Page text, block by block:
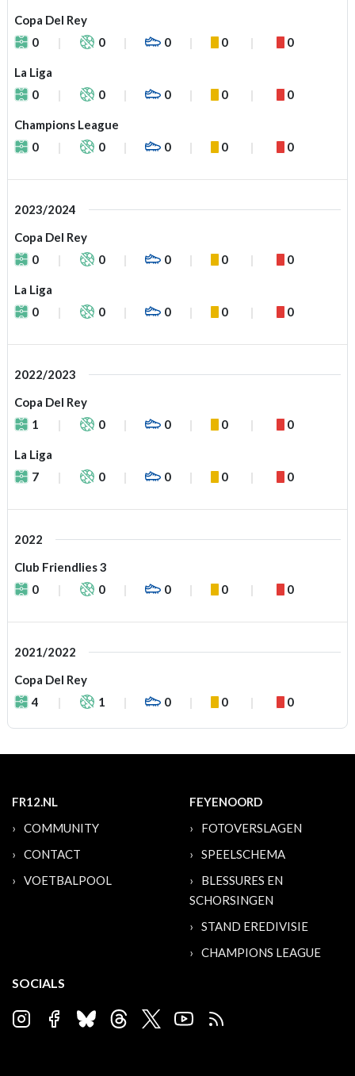
Copa Del Rey
0
0 0 0 0
La Liga
0
0 0 0 0
Champions League
0
0 0 0 0
2023/2024
Copa Del Rey
0
0 0 0 0
La Liga
0
0 0 0 0
2022/2023
Copa Del Rey
1
0 0 0 0
La Liga
7
0 0 0 0
2022
Club Friendlies 3
0
0 0 0 0
2021/2022
Copa Del Rey
4
1 0 0 0
FR12.NL
COMMUNITY
CONTACT
VOETBALPOOL
FEYENOORD
FOTOVERSLAGEN
SPEELSCHEMA
BLESSURES EN
SCHORSINGEN
STAND EREDIVISIE
CHAMPIONS LEAGUE
SOCIALS